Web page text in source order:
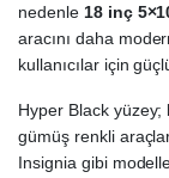
nedenle 18 inç
aracını daha
kullanıcılar için
Hyper Black yüzey;
gümüş renkli
Insignia gibi